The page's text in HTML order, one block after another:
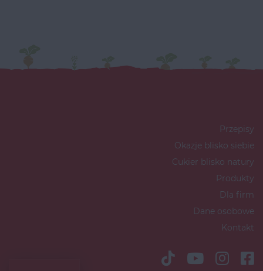
Przepisy
Okazje blisko siebie
Cukier blisko natury
Produkty
Dla firm
Dane osobowe
Kontakt